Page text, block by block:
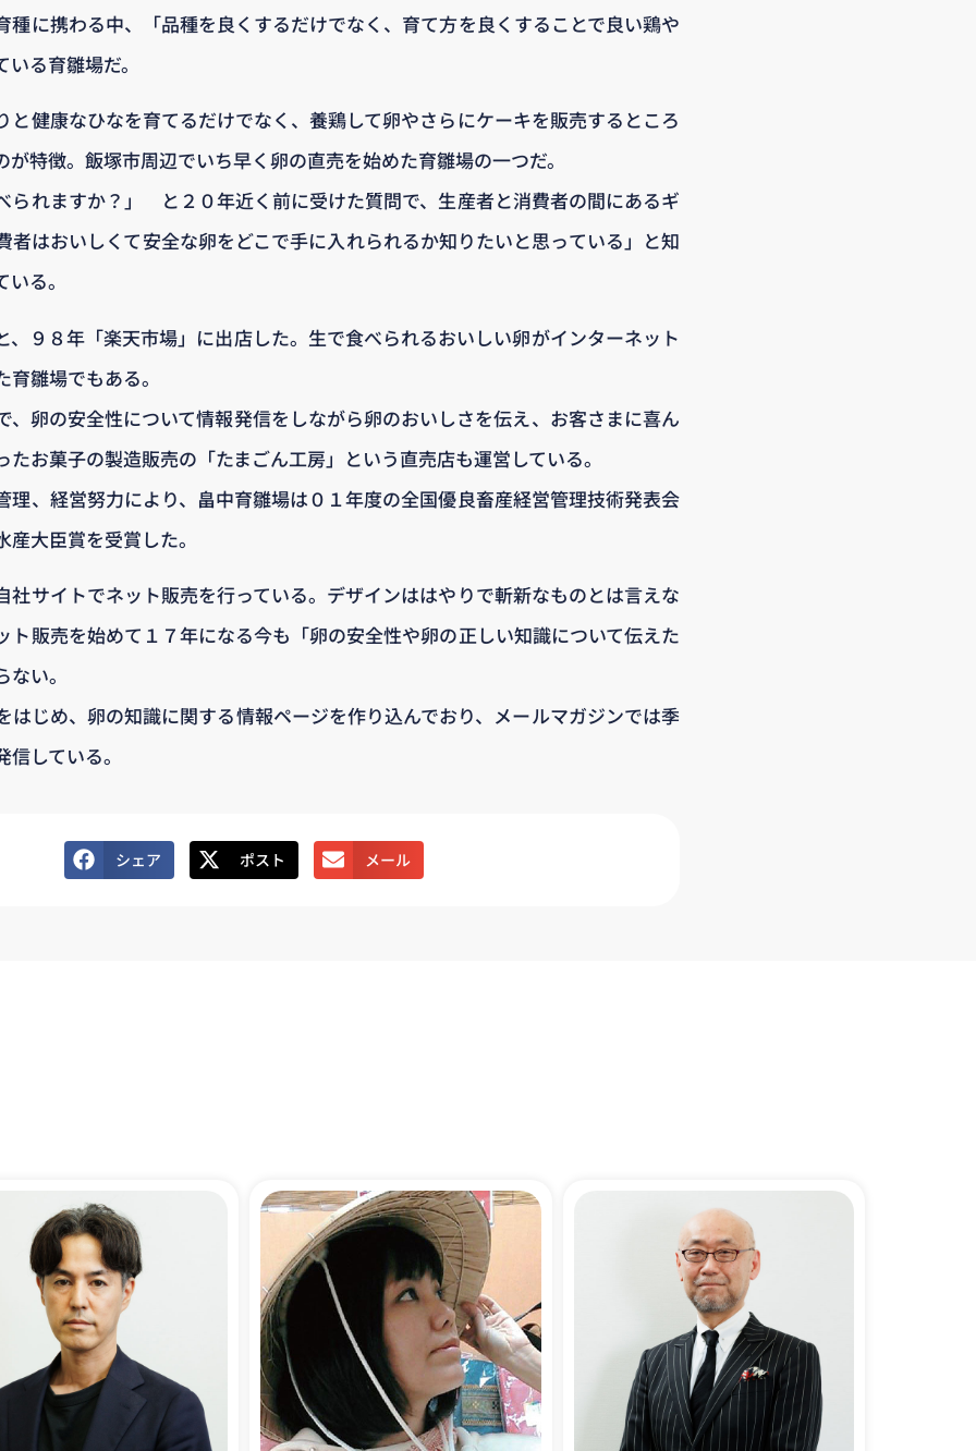
種に携わる中、「品種を良くするだけでなく、育て方を良くすることで良い鶏や
る育雛場だ。
と健康なひなを育てるだけでなく、養鶏して卵やさらにケーキを販売するところ
特徴。飯塚市周辺でいち早く卵の直売を始めた育雛場の一つだ。
られますか？」 と２０年近く前に受けた質問で、生産者と消費者の間にあるギ
者はおいしくて安全な卵をどこで手に入れられるか知りたいと思っている」と知
る。
、９８年「楽天市場」に出店した。生で食べられるおいしい卵がインターネット
雛場でもある。
、卵の安全性について情報発信をしながら卵のおいしさを伝え、お客さまに喜ん
お菓子の製造販売の「たまごん工房」という直売店も運営している。
理、経営努力により、畠中育雛場は０１年度の全国優良畜産経営管理技術発表会
大臣賞を受賞した。
社サイトでネット販売を行っている。デザインははやりで斬新なものとは言えな
ト販売を始めて１７年になる今も「卵の安全性や卵の正しい知識について伝えた
い。
はじめ、卵の知識に関する情報ページを作り込んでおり、メールマガジンでは季
している。
シェア ポスト メール